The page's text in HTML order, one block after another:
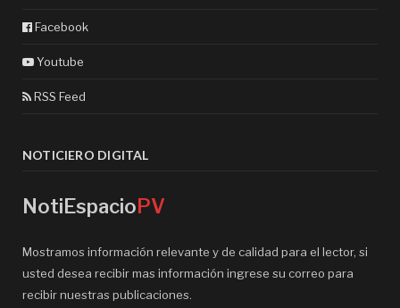
Facebook
Youtube
RSS Feed
NOTICIERO DIGITAL
NotiEspacioPV
Mostramos información relevante y de calidad para el lector, si
usted desea recibir mas información ingrese su correo para
recibir nuestras publicaciones.